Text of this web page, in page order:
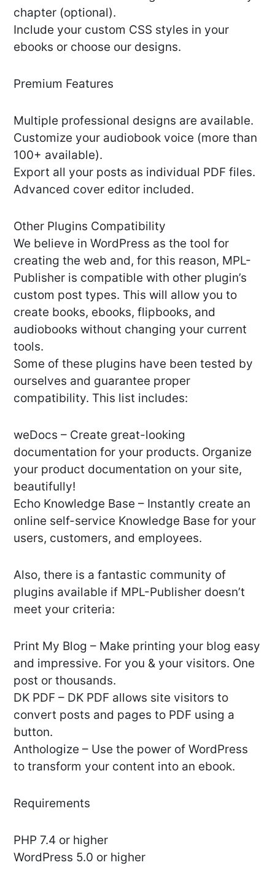
chapter (optional).
Include your custom CSS styles in your
ebooks or choose our designs.
Premium Features
Multiple professional designs are available.
Customize your audiobook voice (more than
100+ available).
Export all your posts as individual PDF files.
Advanced cover editor included.
Other Plugins Compatibility
We believe in WordPress as the tool for
creating the web and, for this reason, MPL-
Publisher is compatible with other plugin’s
custom post types. This will allow you to
create books, ebooks, flipbooks, and
audiobooks without changing your current
tools.
Some of these plugins have been tested by
ourselves and guarantee proper
compatibility. This list includes:
weDocs – Create great-looking
documentation for your products. Organize
your product documentation on your site,
beautifully!
Echo Knowledge Base – Instantly create an
online self-service Knowledge Base for your
users, customers, and employees.
Also, there is a fantastic community of
plugins available if MPL-Publisher doesn’t
meet your criteria:
Print My Blog – Make printing your blog easy
and impressive. For you & your visitors. One
post or thousands.
DK PDF – DK PDF allows site visitors to
convert posts and pages to PDF using a
button.
Anthologize – Use the power of WordPress
to transform your content into an ebook.
Requirements
PHP 7.4 or higher
WordPress 5.0 or higher